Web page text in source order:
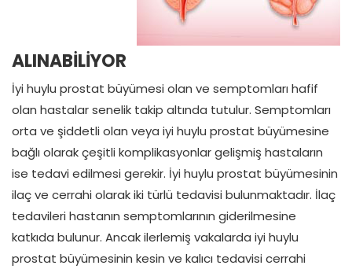
ALINABİLİYOR
İyi huylu prostat büyümesi olan ve semptomları hafif
olan hastalar senelik takip altında tutulur. Semptomları
orta ve şiddetli olan veya iyi huylu prostat büyümesine
bağlı olarak çeşitli komplikasyonlar gelişmiş hastaların
ise tedavi edilmesi gerekir. İyi huylu prostat büyümesinin
ilaç ve cerrahi olarak iki türlü tedavisi bulunmaktadır. İlaç
tedavileri hastanın semptomlarının giderilmesine
katkıda bulunur. Ancak ilerlemiş vakalarda iyi huylu
prostat büyümesinin kesin ve kalıcı tedavisi cerrahi